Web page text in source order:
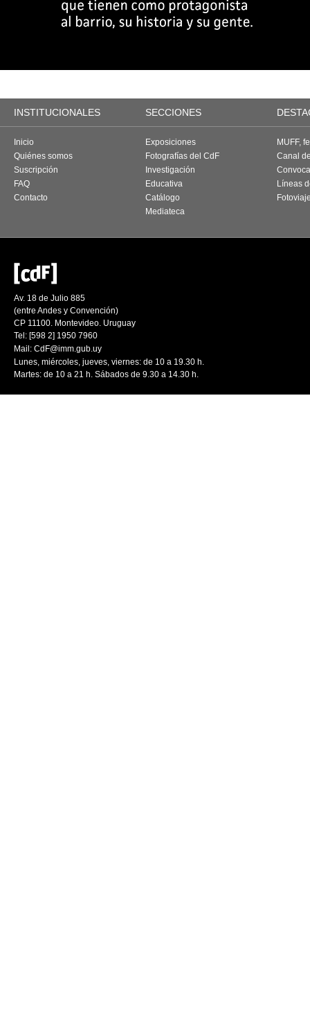
INSTITUCIONALES SECCIONES
Inicio
Quiénes somos
Suscripción
FAQ
Contacto
Exposiciones
Fotografías del CdF
Investigación
Educativa
Catálogo
Mediateca
MUFF,
Canal
Líneas
Av. 18 de Julio 885
(entre Andes y Convención)
CP 11100. Montevideo. Uruguay
Tel: [598 2] 1950 7960
Mail: CdF@imm.gub.uy
Lunes, miércoles, jueves, viernes: de 10 a 19.30 h.
Martes: de 10 a 21 h. Sábados de 9.30 a 14.30 h.